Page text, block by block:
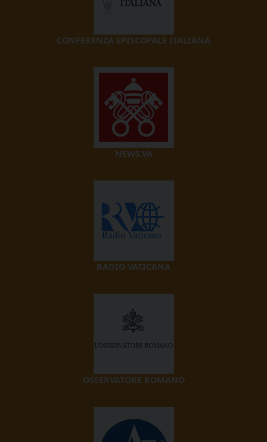
CONFERENZA EPISCOPALE ITALIANA
NEWS.VA
RADIO VATICANA
OSSERVATORE ROMANO